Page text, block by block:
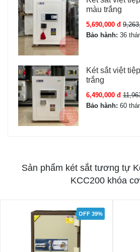
màu trắng
5,690,000 đ
Bảo hành: 36
Két sắt việt
trắng
6,490,000 đ
Bảo hành: 60
Sản phẩm két sắt tương tự
KCC200 khóa cơ
OFF 20%